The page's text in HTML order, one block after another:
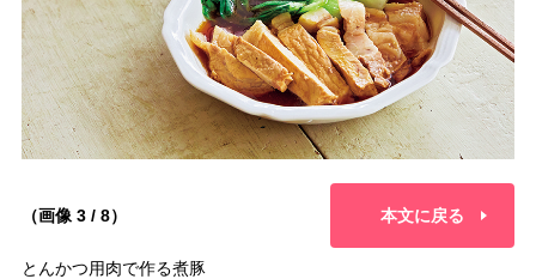
（画像 3 / 8） 本文に戻る
とんかつ用肉で作る煮豚